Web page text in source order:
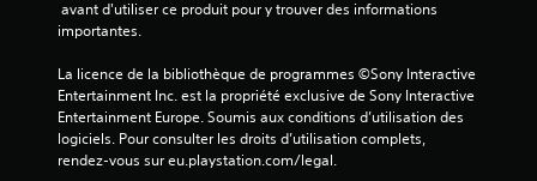
(
1
importantes.
La licence de la bibliothèque de programmes ©Sony Interactive
Entertainment Inc. est la propriété exclusive de Sony Interactive
Entertainment Europe. Soumis aux conditions d’utilisation des
logiciels. Pour consulter les droits d’utilisation complets,
rendez-vous sur eu.playstation.com/legal.